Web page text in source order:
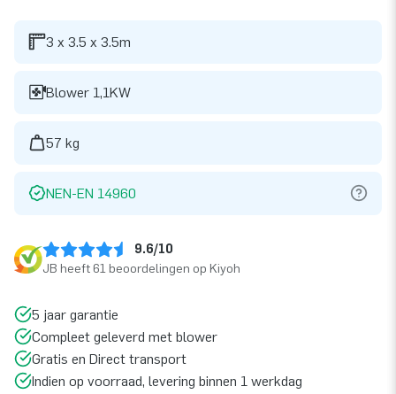
3 x 3.5 x 3.5m
Blower 1,1KW
57 kg
NEN-EN 14960
9.6/10
JB heeft 61 beoordelingen op Kiyoh
5 jaar garantie
Compleet geleverd met blower
Gratis en Direct transport
Indien op voorraad, levering binnen 1 werkdag